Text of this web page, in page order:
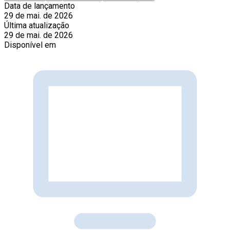
Data de lançamento
29 de mai. de 2026
Última atualização
29 de mai. de 2026
Disponível em